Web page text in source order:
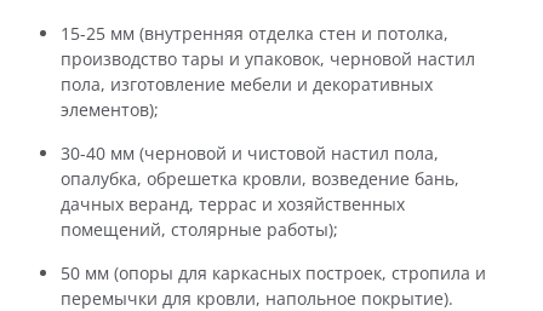
15-25 мм (внутренняя отделка стен и потолка,
производство тары и упаковок, черновой настил
пола, изготовление мебели и декоративных
элементов);
30-40 мм (черновой и чистовой настил пола,
опалубка, обрешетка кровли, возведение бань,
дачных веранд, террас и хозяйственных
помещений, столярные работы);
50 мм (опоры для каркасных построек, стропила и
перемычки для кровли, напольное покрытие).